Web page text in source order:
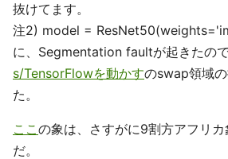
抜けてます。
注2) model =
に、Segmentation faultが起きたので
s/TensorFlowを動かすのswap領域
た。
ここの象は、さすがに9割方アフリカ
だ。